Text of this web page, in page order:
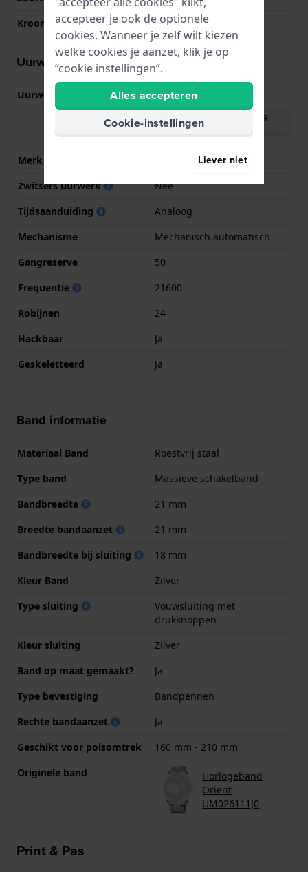
Kroon
Trek kroon
Uurwerk informatie
Uurwerk nr. F6F44(Bekijk specificaties
Download handleiding
Merk uurwerk
Seiko Instruments Inc.
Zwitsers uurwerk
Nee
Tijdsaanduiding
Analoog
Mechanisme
Mechanisch automatisch
Gangreserve
50
Frequentie
21600
Robijnen
24
Hackbaar
Ja
Geskeletteerd
Ja
Band informatie
Materiaal Band
Roestvrij staal
Type band
Massieve schakelband
Bandbreedte
21 mm
Breedte bandaanzet
21 mm
Bandbreedte bij sluiting
18 mm
Kleur Band
Zilver
Type sluiting
Vouwsluiting met
drukknoppen
Kleur sluiting
Zilver
Band op maat gemaakt?
Ja
Type bevestiging
Bandpennen
Rechte bandaanzet
Ja
Geschikt voor polsomtrek
160 mm - 210 mm
Originele band
Horlogeband
Orient
UM026111J0
Print & Pas
accepteer je ook de optionele
cookies. Wanneer je zelf wilt kiezen
welke cookies je aanzet, klik je op
“cookie instellingen”.
Alles accepteren
Cookie-instellingen
Liever niet